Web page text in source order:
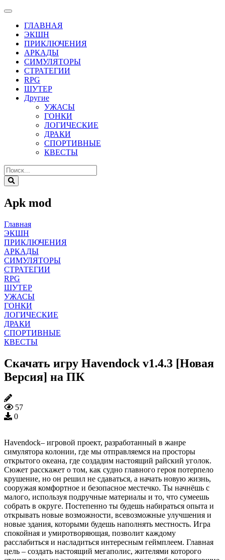
ГЛАВНАЯ
ЭКШН
ПРИКЛЮЧЕНИЯ
АРКАДЫ
СИМУЛЯТОРЫ
СТРАТЕГИИ
RPG
ШУТЕР
Другие
УЖАСЫ
ГОНКИ
ЛОГИЧЕСКИЕ
ДРАКИ
СПОРТИВНЫЕ
КВЕСТЫ
Apk mod
Главная
ЭКШН
ПРИКЛЮЧЕНИЯ
АРКАДЫ
СИМУЛЯТОРЫ
СТРАТЕГИИ
RPG
ШУТЕР
УЖАСЫ
ГОНКИ
ЛОГИЧЕСКИЕ
ДРАКИ
СПОРТИВНЫЕ
КВЕСТЫ
Скачать игру Havendock v1.4.3 [Новая
Версия] на ПК
57
0
Havendock– игровой проект, разработанный в жанре
симулятора колонии, где мы отправляемся на просторы
открытого океана, где создадим настоящий райский уголок.
Сюжет расскажет о том, как судно главного героя потерпело
крушение, но он решил не сдаваться, а начать новую жизнь,
сооружая комфортное и безопасное местечко. Ты начнёшь с
малого, используя подручные материалы и то, что сумеешь
собрать в округе. Постепенно ты будешь набираться опыта и
открывать новые возможности, всевозможные улучшения и
новые здания, которыми будешь наполнять местность. Игра
спокойная и умиротворяющая, позволит каждому
расслабиться и насладиться интересным геймплеем. Главная
цель – создать настоящий мегаполис, жителями которого